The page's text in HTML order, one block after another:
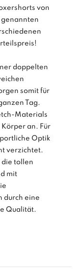
von
doppelten
somit für
Tag.
Materials
an. Für
Optik
verzichtet.
die tollen
mit
durch eine
Qualität.